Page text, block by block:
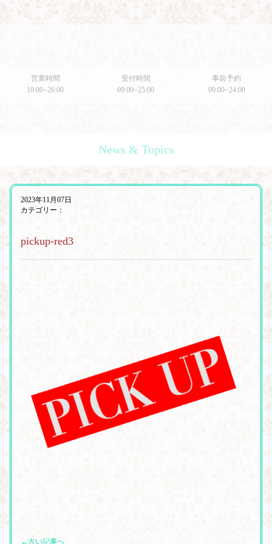
営業時間
10:00~26:00
受付時間
09:00~25:00
事前予約
09:00~24:00
News & Topics
2023年11月07日
カテゴリー：
pickup-red3
←古い記事へ